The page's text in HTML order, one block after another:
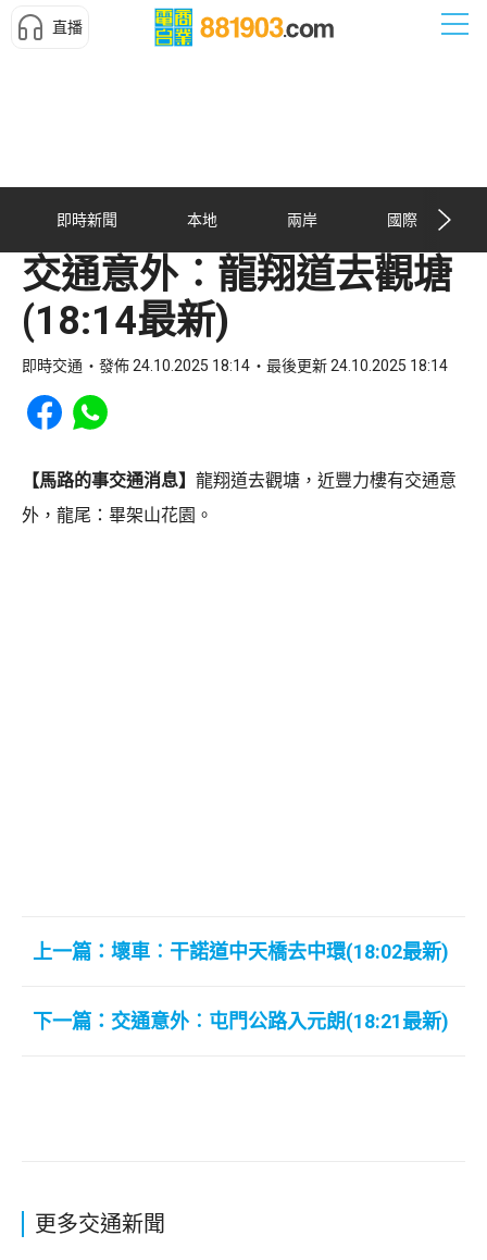
直播
即時新聞 本地 兩岸 國際
交通意外︰龍翔道去觀塘
(18:14最新)
即時交通 發佈 24.10.2025 18:14 最後更新 24.10.2025 18:14
Share to Facebook
Share to WhatsApp
【馬路的事交通消息】 龍翔道去觀塘，近豐力樓有交通意
外，龍尾：畢架山花園。
上一篇：壞車︰干諾道中天橋去中環(18:02最新)
下一篇：交通意外︰屯門公路入元朗(18:21最新)
更多交通新聞